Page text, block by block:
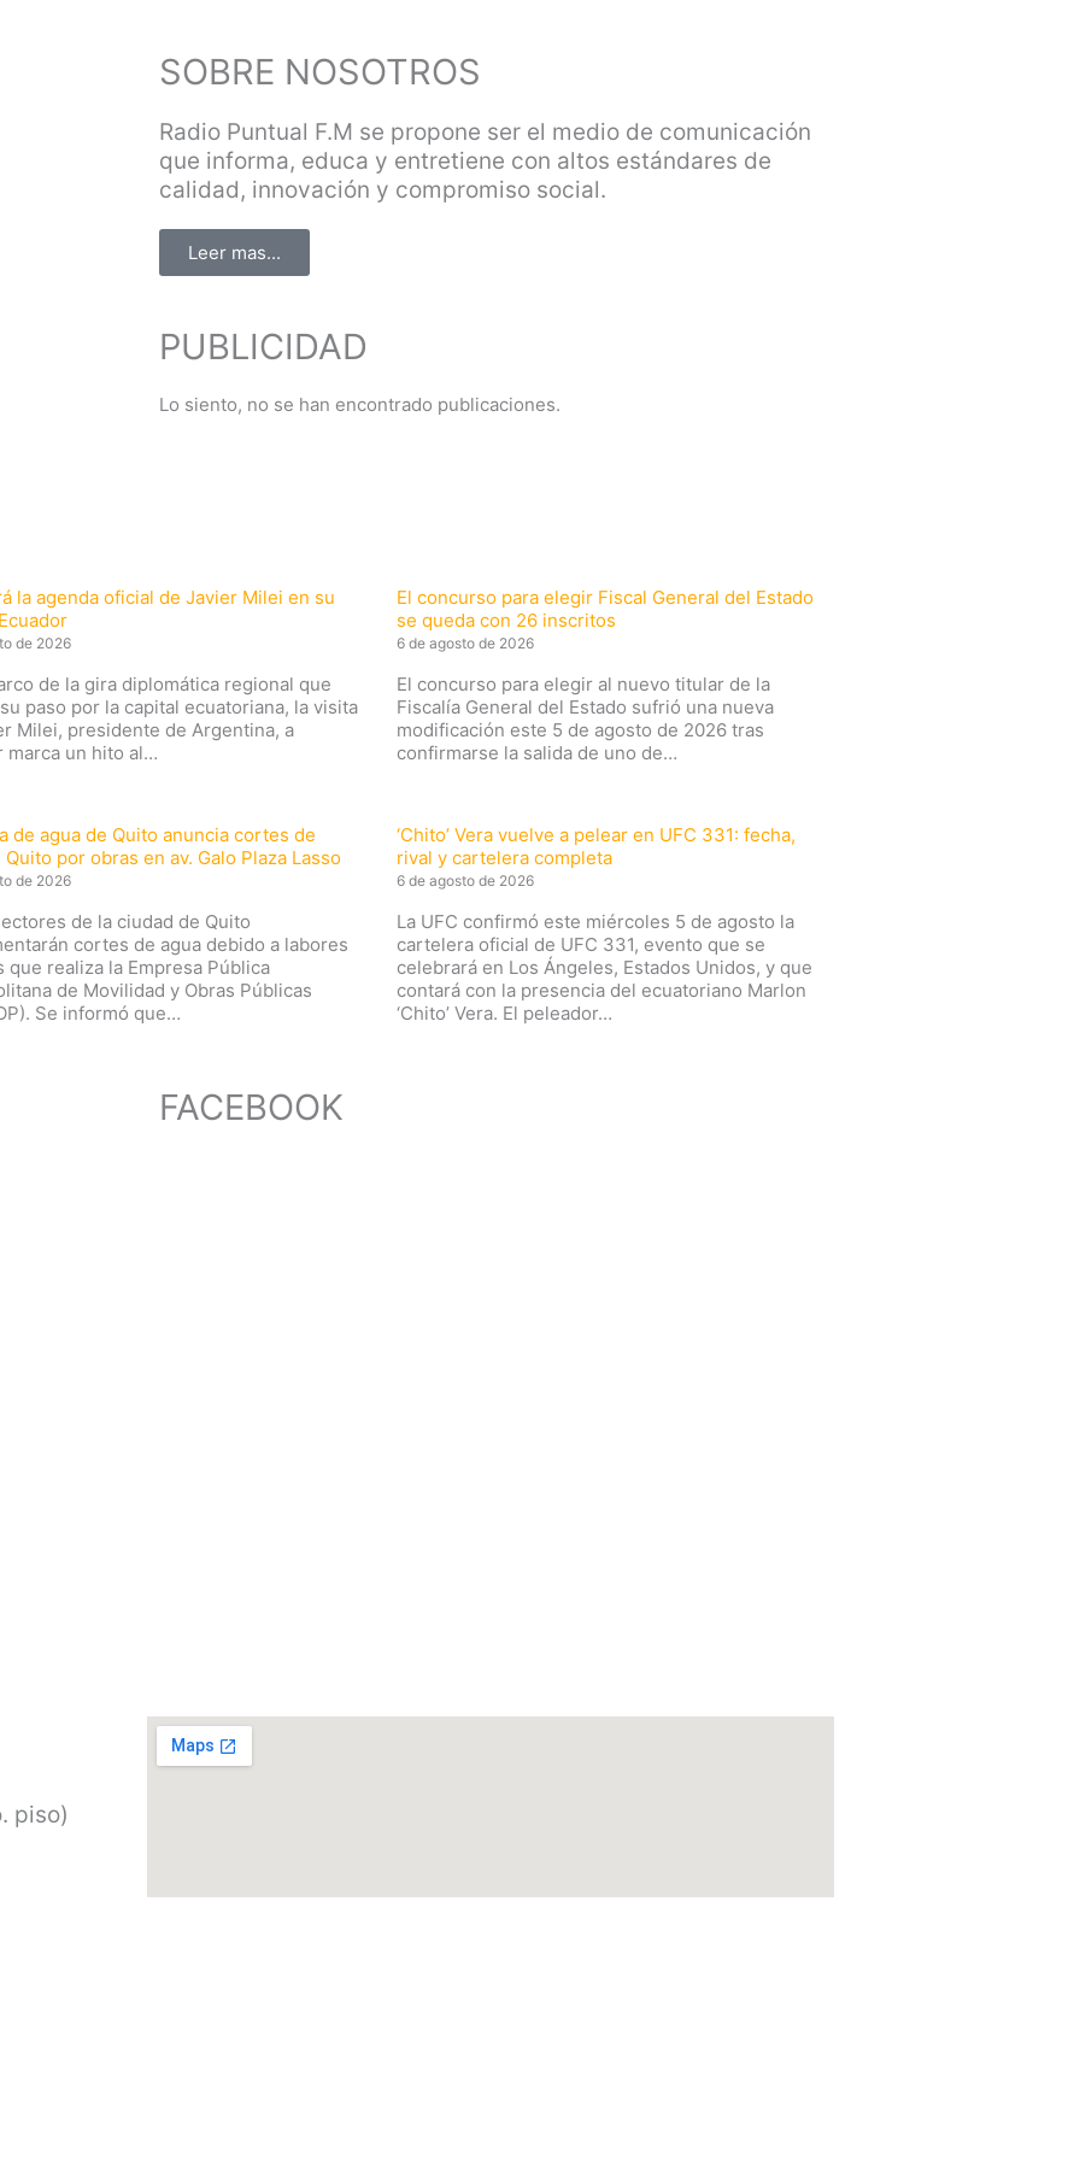
SOBRE NOSOTROS
Radio Puntual F.M se propone ser el medio de comunicación
que informa, educa y entretiene con altos estándares de
calidad, innovación y compromiso social.
Leer mas...
PUBLICIDAD
Lo siento, no se han encontrado publicaciones.
la agenda oficial de Javier Milei en su
de 2026
de la gira diplomática regional que
paso por la capital ecuatoriana, la visita
Milei, presidente de Argentina, a
marca un hito al…
El concurso para elegir Fiscal General del Estado
se queda con 26 inscritos
6 de agosto de 2026
El concurso para elegir al nuevo titular de la
Fiscalía General del Estado sufrió una nueva
modificación este 5 de agosto de 2026 tras
confirmarse la salida de uno de…
de agua de Quito anuncia cortes de
Quito por obras en av. Galo Plaza Lasso
de 2026
de la ciudad de Quito
cortes de agua debido a labores
que realiza la Empresa Pública
de Movilidad y Obras Públicas
Se informó que…
‘Chito’ Vera vuelve a pelear en UFC 331: fecha,
rival y cartelera completa
6 de agosto de 2026
La UFC confirmó este miércoles 5 de agosto la
cartelera oficial de UFC 331, evento que se
celebrará en Los Ángeles, Estados Unidos, y que
contará con la presencia del ecuatoriano Marlon
‘Chito’ Vera. El peleador…
FACEBOOK
piso)